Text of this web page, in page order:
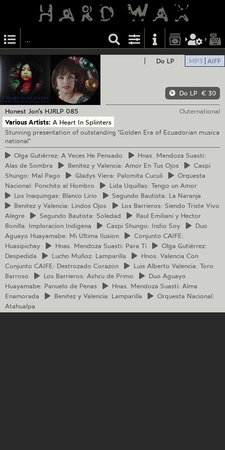
Do LP MP3 AIFF
Do LP € 30
Honest Jon’s HJRLP 085
Outernational
Various Artists: A Heart In Splinters
Stunning presentation of outstanding "Golden Era of Ecuadorian musica
national"
Olga Gutiérrez: A Veces He Pensado Hnas. Mendoza Suasti:
Alas de Sombra
Benitezy Valencia: Amor En Tus Ojos
Caspi
Shungo: Mal Pago
GladysViera: Palomita Cuculi
Orquesta
Nacional: Ponchito al Hombro
Lida Uquillas: Tengo un Amor
Los Inaquingas: Blanco Lirio Segundo Bautista: La Naranja
Benitez y Valencia: Lindos Ojos Los Barrieros: Siendo Triste Vivo
Alegre
Segundo Bautista: Soledad RaulEmiliani y Hector
Bonilla: Imploracion Indigena
CaspiShungo: Indio Soy
Duo
Aguayo Huayamabe: Mi Ultima Ilusion
Conjunto CAIFE:
Huasipichay
Hnas. Mendoza Suasti: Para Ti Olga Gutiérrez:
Despedida
Lucho Muñoz: Lamparilla Hnos. Valencia Con
Conjunto CAIFE: Destrozado Corazon
LuisAlberto Valencia: Toro
Barroso
LosBarrieros: Ashcu de Primo Duo Aguayo
Huayamabe: Panuelo de Penas
Hnas. Mendoza Suasti: Alma
Enamorada
Benitezy Valencia: Lamparilla Orquesta Nacional:
Atahualpa